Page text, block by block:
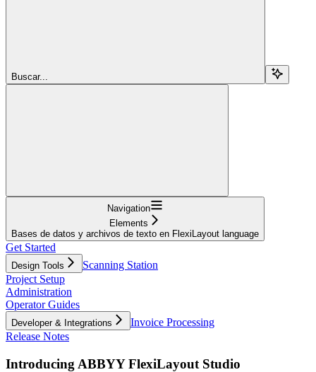
Buscar...
Navigation
Elements
Bases de datos y archivos de texto en FlexiLayout language
Get Started
Design Tools
Scanning Station
Project Setup
Administration
Operator Guides
Developer & Integrations
Invoice Processing
Release Notes
Introducing ABBYY FlexiLayout Studio